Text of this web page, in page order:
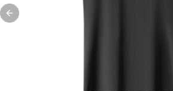
Previous slide